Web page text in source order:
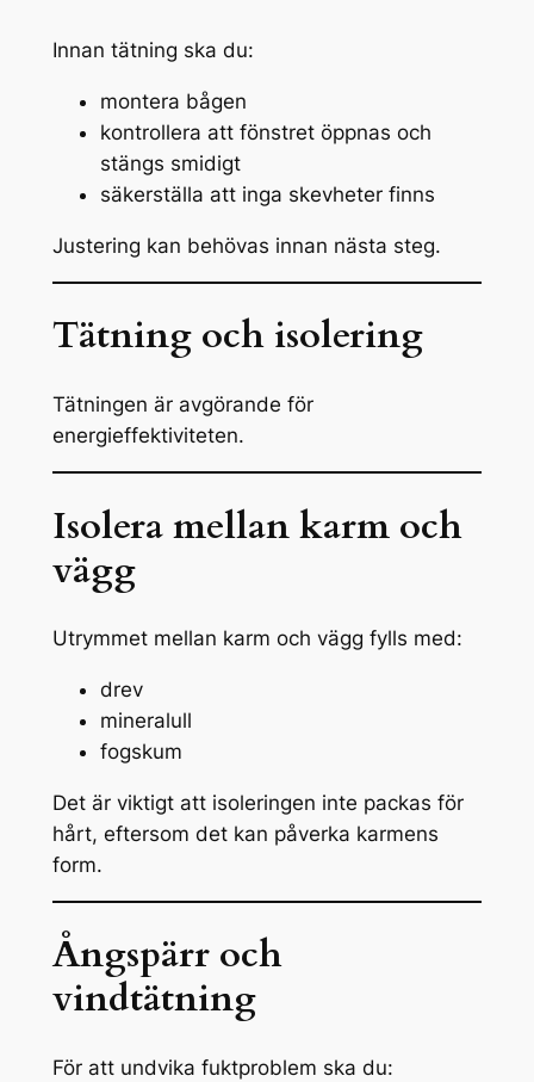
Innan tätning ska du:
montera bågen
kontrollera att fönstret öppnas och
stängs smidigt
säkerställa att inga skevheter finns
Justering kan behövas innan nästa steg.
Tätning och isolering
Tätningen är avgörande för
energieffektiviteten.
Isolera mellan karm och
vägg
Utrymmet mellan karm och vägg fylls med:
drev
mineralull
fogskum
Det är viktigt att isoleringen inte packas för
hårt, eftersom det kan påverka karmens
form.
Ångspärr och
vindtätning
För att undvika fuktproblem ska du: